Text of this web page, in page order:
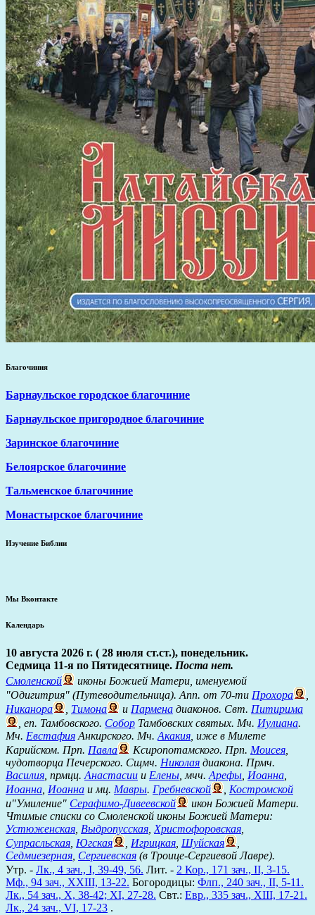
Благочиния
Барнаульское городское благочиние
Барнаульское пригородное благочиние
Заринское благочиние
Белоярское благочиние
Тальменское благочиние
Монастырское благочиние
Изучение Библии
Мы Вконтакте
Календарь
10 августа 2026 г. ( 28 июля ст.ст.), понедельник.
Седмица 11-я по Пятидесятнице. Поста нет.
Смоленской
иконы Божией Матери, именуемой
"Одигитрия" (Путеводительница). Апп. от 70-ти Прохора
,
Никанора
, Тимона и Пармена диаконов. Свт. Питирима
, еп. Тамбовского. Собор Тамбовских святых. Мч. Иулиана.
Мч. ЕвстафияАнкирского. Мч.Акакия, иже в Милете
Карийском. Прп. Павла Ксиропотамского. Прп. Моисея,
чудотворца Печерского. Сщмч. Николая диакона. Прмч.
Василия, прмцц.Анастасии и Елены, мчч.Арефы, Иоанна,
Иоанна, Иоанна и мц. Мавры. Гребневской , Костромской
и"Умиление" Серафимо-Дивеевской
икон Божией Матери.
Чтимые списки со Смоленской иконы Божией Матери:
Устюженская, Выдропусская,Христофоровская,
Супрасльская, Югская , Игрицкая, Шуйская
,
Седмиезерная, Сергиевская (в Троице-Сергиевой Лавре).
Утр. - Лк., 4 зач., I, 39-49, 56. Лит. - 2 Кор., 171 зач., II, 3-15.
Мф., 94 зач., XXIII, 13-22. Богородицы: Флп., 240 зач., II, 5-11.
Лк., 54 зач., X, 38-42; XI, 27-28. Свт.: Евр., 335 зач., XIII, 17-21.
Лк., 24 зач., VI, 17-23 .